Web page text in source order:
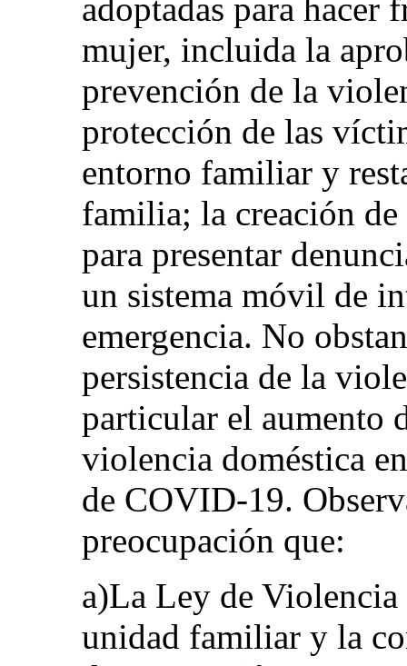
adoptadas para hacer
mujer, incluida la
prevención de la
protección de las
entorno familiar y
familia; la creación
para presentar
un sistema móvil de
emergencia. No
persistencia de la
particular el aumento
violencia doméstica
de COVID-19.
preocupación que:
a)La Ley de
unidad familiar y la